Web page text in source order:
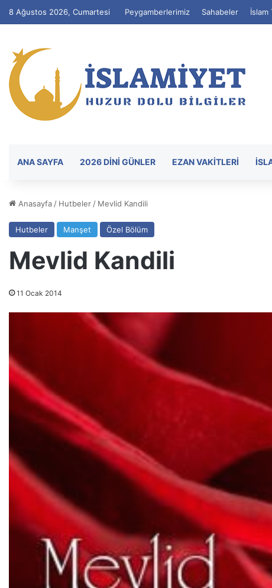
8 Ağustos 2026, Cumartesi Peygamberlerimiz Sahabeler İslam
ANA SAYFA 2026 DİNİ GÜNLER EZAN VAKITLERI
Anasayfa / Hutbeler / Mevlid Kandili
Hutbeler Manşet Özel Bölüm
Mevlid Kandili
11 Ocak 2014